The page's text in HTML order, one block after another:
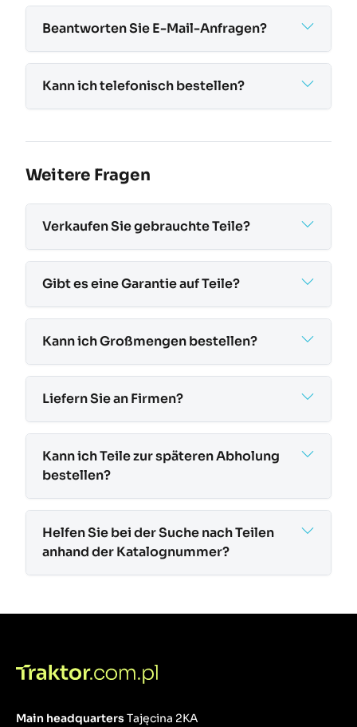
Beantworten Sie E-Mail-Anfragen?
Kann ich telefonisch bestellen?
Weitere Fragen
Verkaufen Sie gebrauchte Teile?
Gibt es eine Garantie auf Teile?
Kann ich Großmengen bestellen?
Liefern Sie an Firmen?
Kann ich Teile zur späteren Abholung
bestellen?
Helfen Sie bei der Suche nach Teilen
anhand der Katalognummer?
Main headquartersTajęcina 2KA